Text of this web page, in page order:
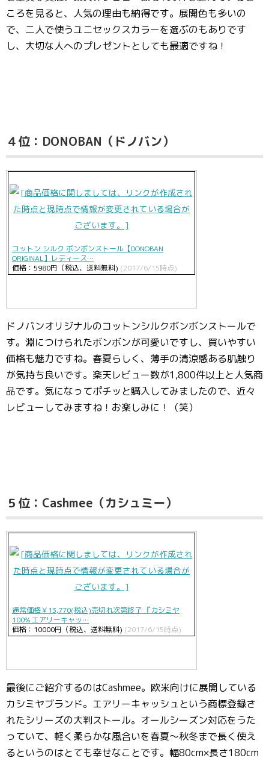
ころを見ると、人気の理由も納得です。展開色も多いの
で、二人で使うユニセックスカラーを選ぶのもありです
し、大切な人へのプレゼントとしても最適ですね！
４位：DONOBAN（ドノバン）
コットン シルク ボンボンストール【DONOBAN
ORIGINAL】レディース…
価格：5980円（税込、送料無料) (2017/6/15時点)
ドノバンオリジナルのコットンシルクボンボンストールで
す。淵につけられたボンボンが可愛いですし、買いやすい
価格も魅力ですね。春夏らしく、薄手の清涼感ある肌触り
が気持ち良いです。楽天レビュー数が1,800件以上と人気商
品です。気になってポチッと購入してみましたので、近々
レビューしてみますね！お楽しみに！（笑）
５位：Cashmee（カシュミー）
通常価格￥13,770(税込)売切れ次第終了 『カシミヤ
100% エアリーキャッ…
価格：10000円（税込、送料無料) (2017/6/15時点)
最後にご紹介するのはCashmee。欧米向けに展開している
カシミヤブランド。エアリーキャッシュという商標登録さ
れたシリーズの大判ストール。オールシーズン対応をうた
っていて、軽く柔らかな風合いを春夏〜秋冬まで長く使え
るというのはとても幸せなことです。幅80cm×長さ180cm